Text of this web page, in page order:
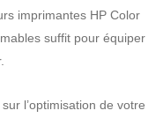
imprimantes HP Color
suffit pour équiper
l’optimisation de votre